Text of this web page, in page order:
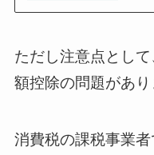
ただし注意点とし
額控除の問題があり
消費税の課税事業